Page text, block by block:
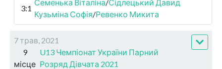
3:1
Семенька Віталіна/Сідлецький Давид
Кузьміна Софія/Ревенко Микита
7 трав, 2021
9
місце
U13 Чемпіонат України Парний
Розряд Дівчата 2021